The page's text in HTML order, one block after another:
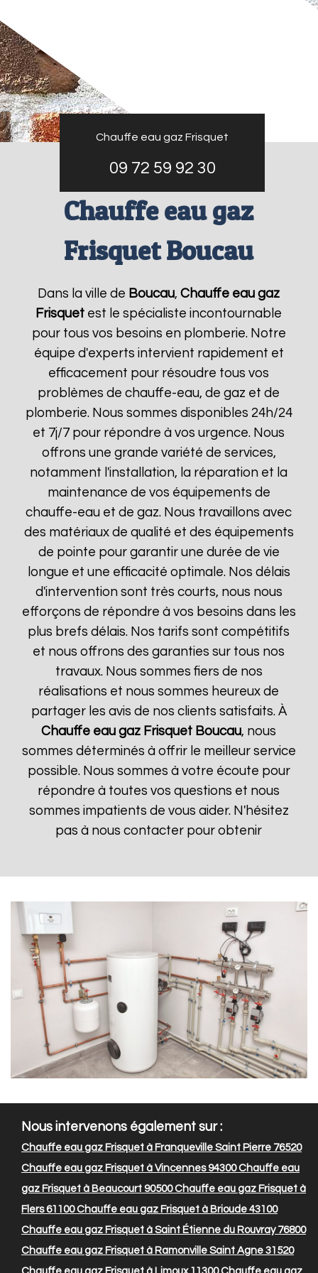
Chauffe eau gaz Frisquet
09 72 59 92 30
Chauffe eau gaz
Frisquet Boucau
Dans la ville de Boucau,Chauffe eau gaz
Frisquet est le spécialiste incontournable
pour tous vos besoins en plomberie. Notre
équipe d'experts intervient rapidement et
efficacement pour résoudre tous vos
problèmes de chauffe-eau, de gaz et de
plomberie. Nous sommes disponibles 24h/24
et 7j/7 pour répondre à vos urgence. Nous
offrons une grande variété de services,
notamment l'installation, la réparation et la
maintenance de vos équipements de
chauffe-eau et de gaz. Nous travaillons avec
des matériaux de qualité et des équipements
de pointe pour garantir une durée de vie
longue et une efficacité optimale. Nos délais
d'intervention sont très courts, nous nous
efforçons de répondre à vos besoins dans les
plus brefs délais. Nos tarifs sont compétitifs
et nous offrons des garanties sur tous nos
travaux. Nous sommes fiers de nos
réalisations et nous sommes heureux de
partager les avis de nos clients satisfaits. À
Chauffe eau gaz Frisquet Boucau, nous
sommes déterminés à offrir le meilleur service
possible. Nous sommes à votre écoute pour
répondre à toutes vos questions et nous
sommes impatients de vous aider. N'hésitez
pas à nous contacter pour obtenir
Nous intervenons également sur :
Chauffe eau gaz Frisquet à Franqueville Saint Pierre 76520
Chauffe eau gaz Frisquet à Vincennes 94300Chauffe eau
gaz Frisquet à Beaucourt 90500Chauffe eau gaz Frisquet à
Flers 61100Chauffe eau gaz Frisquet à Brioude 43100
Chauffe eau gaz Frisquet à Saint Étienne du Rouvray 76800
Chauffe eau gaz Frisquet à Ramonville Saint Agne 31520